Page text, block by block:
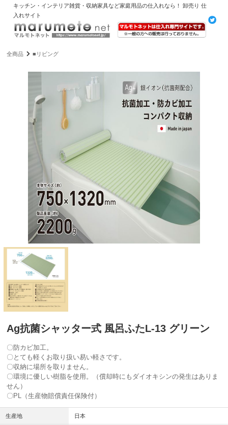
キッチン・インテリア雑貨・収納家具など家庭用品の仕入れなら！ 卸売り 仕
入れサイト
全商品 ■リビング
Ag抗菌シャッター式 風呂ふたL-13 グリーン
〇防カビ加工。
〇とても軽くお取り扱い易い軽さです。
〇収納に場所を取りません。
〇環境に優しい樹脂を使用。（償却時にもダイオキシンの発生はありま
せん）
〇PL（生産物賠償責任保険付）
生産地 日本